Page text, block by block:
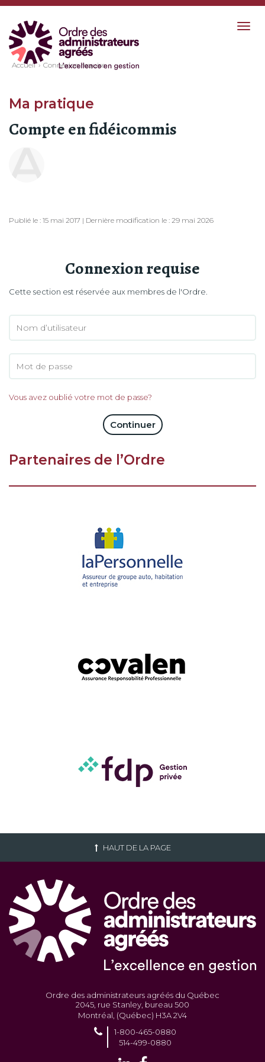
Accueil Connexion requise
Ma pratique
Compte en fidéicommis
Publié le : 15 mai 2017 | Dernière modification le : 29 mai 2026
Connexion requise
Cette section est réservée aux membres de l'Ordre.
Vous avez oublié votre mot de passe?
Continuer
Partenaires de l’Ordre
HAUT DE LA PAGE
Ordre des administrateurs agréés du Québec
2045, rue Stanley, bureau 500
Montréal, (Québec) H3A 2V4
1-800-465-0880
514-499-0880